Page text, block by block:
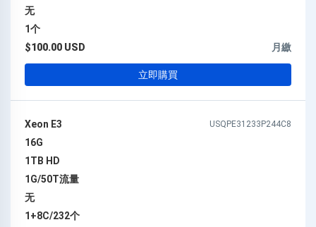
无
1个
$100.00 USD
月繳
立即購買
Xeon E3 USQPE31233P244C8
16G
1TB HD
1G/50T流量
无
1+8C/232个